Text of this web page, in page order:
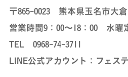
〒865-0023 熊本県玉名市大倉
営業時間9：00～18：00 水曜
TEL 0968-74-3711
LINE公式アカウント：フェス